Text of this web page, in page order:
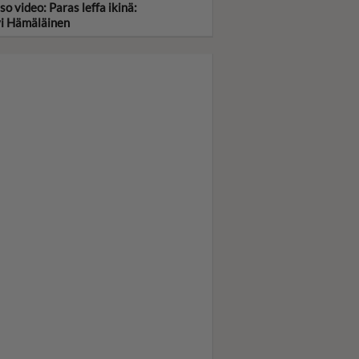
video: Paras leffa ikinä:
Hämäläinen